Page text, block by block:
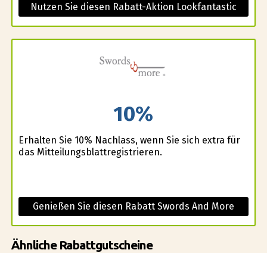
Nutzen Sie diesen Rabatt-Aktion Lookfantastic
10%
Erhalten Sie 10% Nachlass, wenn Sie sich extra für
das Mitteilungsblattregistrieren.
Genießen Sie diesen Rabatt Swords And More
Ähnliche Rabattgutscheine